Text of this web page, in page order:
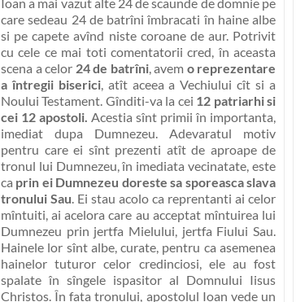
care sedeau 24 de batrîni îmbracati în haine albe
si pe capete avînd niste coroane de aur. Potrivit
cu cele ce mai toti comentatorii cred, în aceasta
scena a celor 24 de batrîni, avem o reprezentare
a întregii biserici, atît aceea a Vechiului cît si a
Noului Testament. Gînditi-va la cei 12 patriarhi si
cei 12 apostoli. Acestia sînt primii în importanta,
imediat dupa Dumnezeu. Adevaratul motiv
pentru care ei sînt prezenti atît de aproape de
tronul lui Dumnezeu, în imediata vecinatate, este
ca prin ei Dumnezeu doreste sa sporeasca slava
tronului Sau. Ei stau acolo ca reprentanti ai celor
mîntuiti, ai acelora care au acceptat mîntuirea lui
Dumnezeu prin jertfa Mielului, jertfa Fiului Sau.
Hainele lor sînt albe, curate, pentru ca asemenea
hainelor tuturor celor credinciosi, ele au fost
spalate în sîngele ispasitor al Domnului Iisus
Christos. În fata tronului, apostolul Ioan vede un